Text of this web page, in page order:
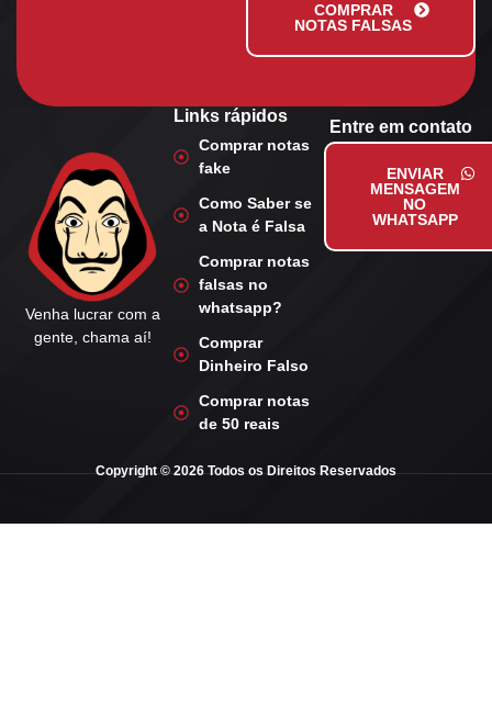
COMPRAR
NOTAS FALSAS
Venha lucrar com a
gente, chama aí!
Links rápidos
Comprar notas
fake
Como Saber se
a Nota é Falsa
Comprar notas
falsas no
whatsapp?
Comprar
Dinheiro Falso
Comprar notas
de 50 reais
Entre em contato
ENVIAR
MENSAGEM
NO
WHATSAPP
Copyright © 2026 Todos os Direitos Reservados